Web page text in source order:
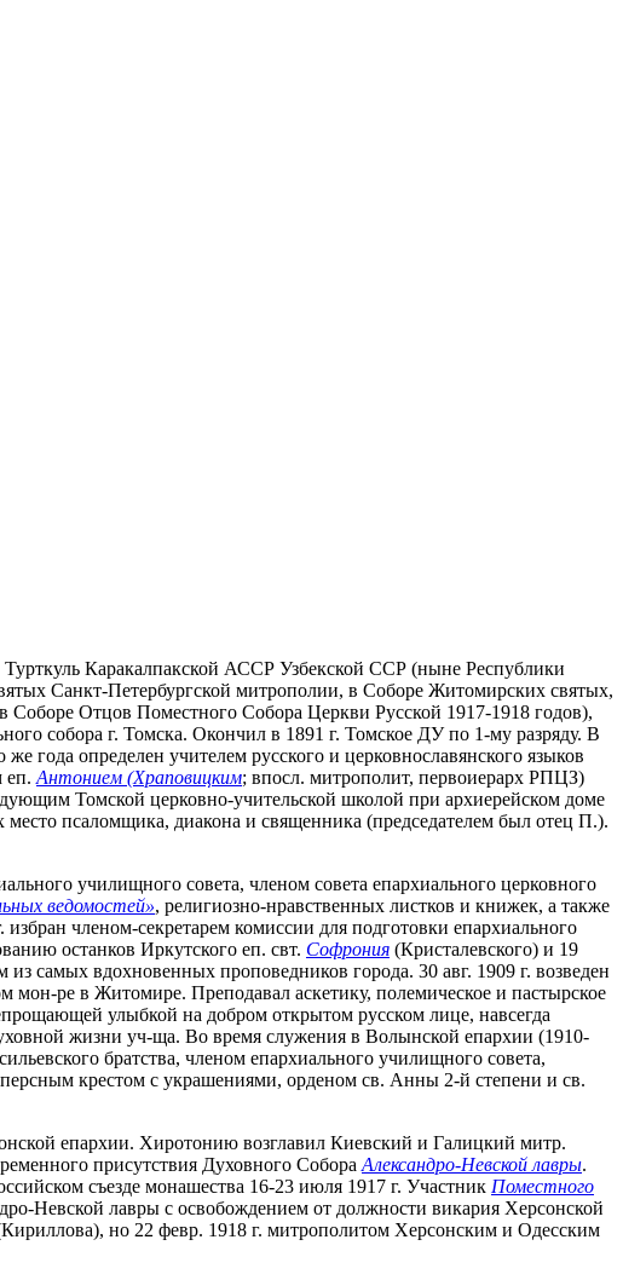
Каракалпакской АССР Узбекской ССР (ныне Республики
Санкт-Петербургской митрополии, в Соборе Житомирских святых,
Отцов Поместного Собора Церкви Русской 1917-1918 годов),
собора г. Томска. Окончил в 1891 г. Томское ДУ по 1-му разряду. В
года определен учителем русского и церковнославянского языков
еп. Антонием (Храповицким; впосл. митрополит, первоиерарх РПЦЗ)
Томской церковно-учительской школой при архиерейском доме
псаломщика, диакона и священника (председателем был отец П.).
училищного совета, членом совета епархиального церковного
ведомостей», религиозно-нравственных листков и книжек, а также
членом-секретарем комиссии для подготовки епархиального
останков Иркутского еп. свт. Софрония (Кристалевского) и 19
самых вдохновенных проповедников города. 30 авг. 1909 г. возведен
ре в Житомире. Преподавал аскетику, полемическое и пастырское
улыбкой на добром открытом русском лице, навсегда
жизни уч-ща. Во время служения в Волынской епархии (1910-
братства, членом епархиального училищного совета,
крестом с украшениями, орденом св. Анны 2-й степени и св.
епархии. Хиротонию возглавил Киевский и Галицкий митр.
присутствия Духовного Собора Александро-Невской лавры.
съезде монашества 16-23 июля 1917 г. Участник Поместного
Невской лавры с освобождением от должности викария Херсонской
но 22 февр. 1918 г. митрополитом Херсонским и Одесским